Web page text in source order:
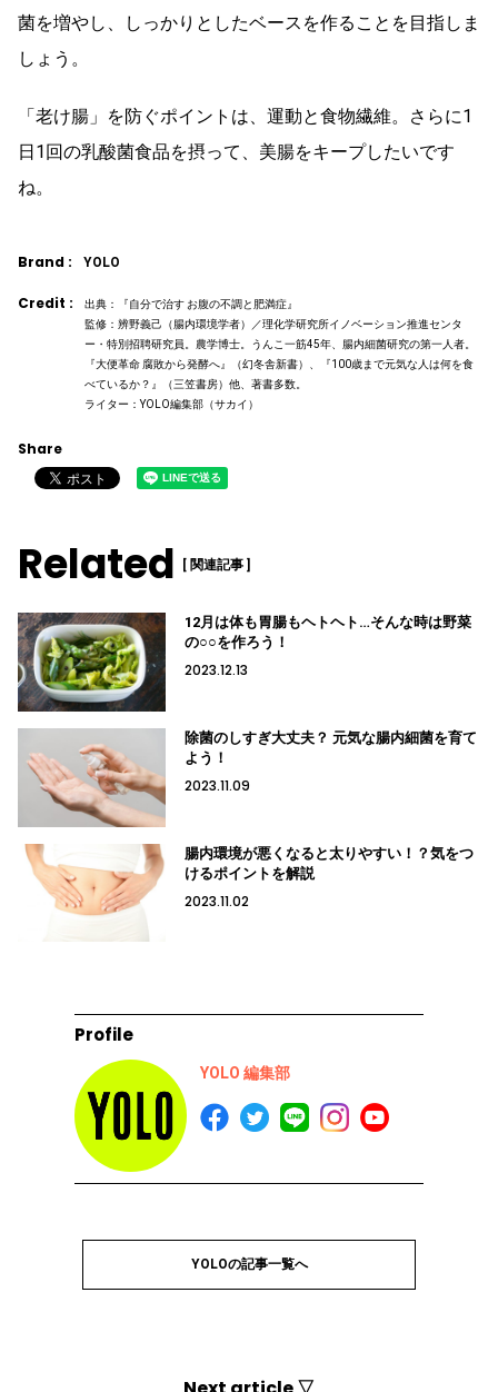
菌を増やし、しっかりとしたベースを作ることを目指しま
しょう。
「老け腸」を防ぐポイントは、運動と食物繊維。さらに1
日1回の乳酸菌食品を摂って、美腸をキープしたいです
ね。
Brand : YOLO
Credit :
出典：『自分で治す お腹の不調と肥満症』
監修：辨野義己（腸内環境学者）／理化学研究所イノベーション推進センタ
ー・特別招聘研究員。農学博士。うんこ一筋45年、腸内細菌研究の第一人者。
『大便革命 腐敗から発酵へ』（幻冬舎新書）、『100歳まで元気な人は何を食
べているか？』（三笠書房）他、著書多数。
ライター：YOLO編集部（サカイ）
Share
Related [ 関連記事 ]
12月は体も胃腸もヘトヘト…そんな時は野菜
の○○を作ろう！
2023.12.13
除菌のしすぎ大丈夫？ 元気な腸内細菌を育て
よう！
2023.11.09
腸内環境が悪くなると太りやすい！？気をつ
けるポイントを解説
2023.11.02
Profile
YOLO 編集部
YOLOの記事一覧へ